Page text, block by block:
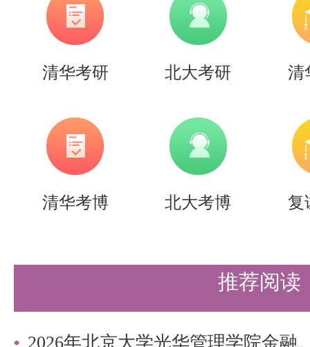
清华考研 北大考研 清
清华考博 北大考博 复
推荐阅读